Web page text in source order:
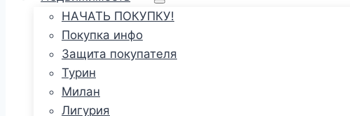
НАЧАТЬ ПОКУПКУ!
Покупка инфо
Защита покупателя
Турин
Милан
Лигурия